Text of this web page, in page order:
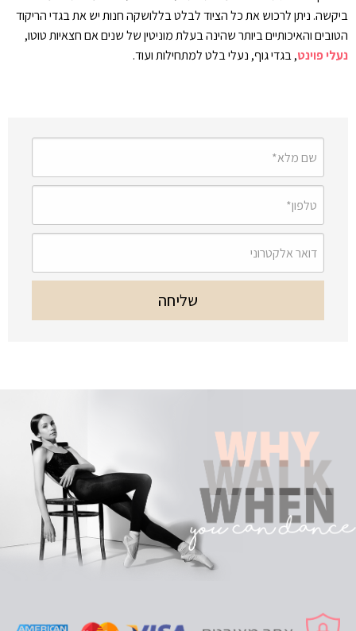
ביקשה. ניתן לרכוש את כל הציוד לבלט בללושקה חנות יש את בגדי הריקוד
הטובים והאיכותיים ביותר שהינה בעלת מוניטין של שנים אם חצאיות טוטו,
נעלי פוינט, בגדי גוף, נעלי בלט למתחילות ועוד.